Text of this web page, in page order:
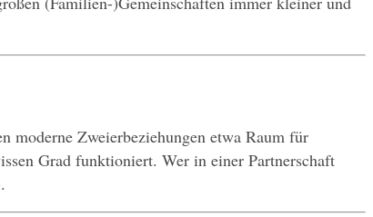
moderne Zweierbeziehungen etwa Raum für
Grad funktioniert. Wer in einer Partnerschaft